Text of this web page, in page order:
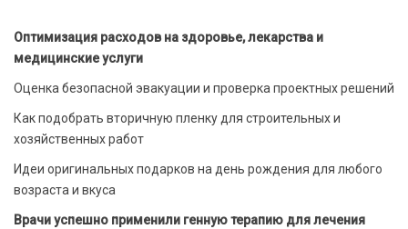
Оптимизация расходов на здоровье, лекарства и
медицинские услуги
Оценка безопасной эвакуации и проверка проектных решений
Как подобрать вторичную пленку для строительных и
хозяйственных работ
Идеи оригинальных подарков на день рождения для любого
возраста и вкуса
Врачи успешно применили генную терапию для лечения